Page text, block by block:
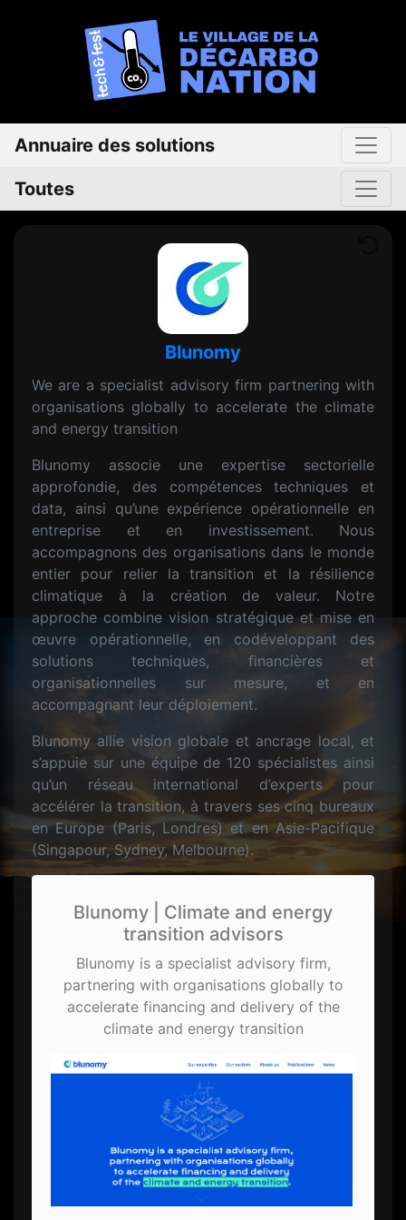
Annuaire des solutions
Toutes
Blunomy
We are a specialist advisory firm partnering with
organisations globally to accelerate the climate
and energy transition
Blunomy associe une expertise sectorielle
approfondie, des compétences techniques et
data, ainsi qu’une expérience opérationnelle en
entreprise et en investissement. Nous
accompagnons des organisations dans le monde
entier pour relier la transition et la résilience
climatique à la création de valeur. Notre
approche combine vision stratégique et mise en
œuvre opérationnelle, en codéveloppant des
solutions techniques, financières et
organisationnelles sur mesure, et en
accompagnant leur déploiement.
Blunomy allie vision globale et ancrage local, et
s’appuie sur une équipe de 120 spécialistes ainsi
qu’un réseau international d’experts pour
accélérer la transition, à travers ses cinq bureaux
en Europe (Paris, Londres) et en Asie-Pacifique
(Singapour, Sydney, Melbourne).
Blunomy | Climate and energy
transition advisors
Blunomy is a specialist advisory firm,
partnering with organisations globally to
accelerate financing and delivery of the
climate and energy transition